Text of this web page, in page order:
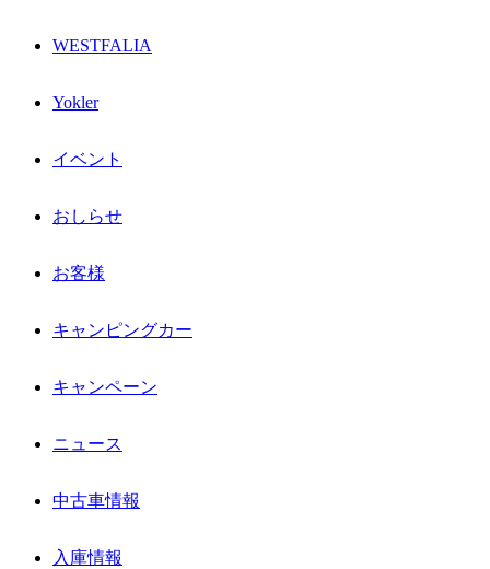
WESTFALIA
Yokler
イベント
おしらせ
お客様
キャンピングカー
キャンペーン
ニュース
中古車情報
入庫情報